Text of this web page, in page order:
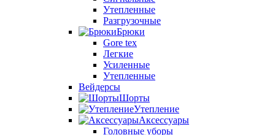
Утепленные
Разгрузочные
Брюки
Gore tex
Легкие
Усиленные
Утепленные
Вейдерсы
Шорты
Утепление
Аксессуары
Головные уборы